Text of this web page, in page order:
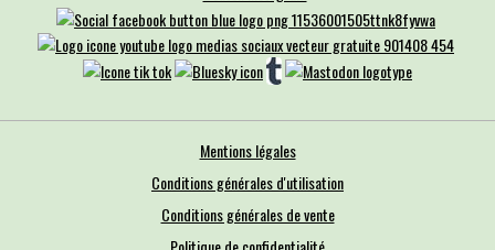
Mentions légales
Conditions générales d'utilisation
Conditions générales de vente